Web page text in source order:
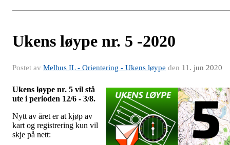
Ukens løype nr. 5 -2020
Postet av Melhus IL - Orientering - Ukens løype den 11. jun 2020
Ukens løype nr. 5 vil stå
ute i perioden 12/6 - 3/8.
Nytt av året er at kjøp av
kart og registrering kun vil
skje på nett: